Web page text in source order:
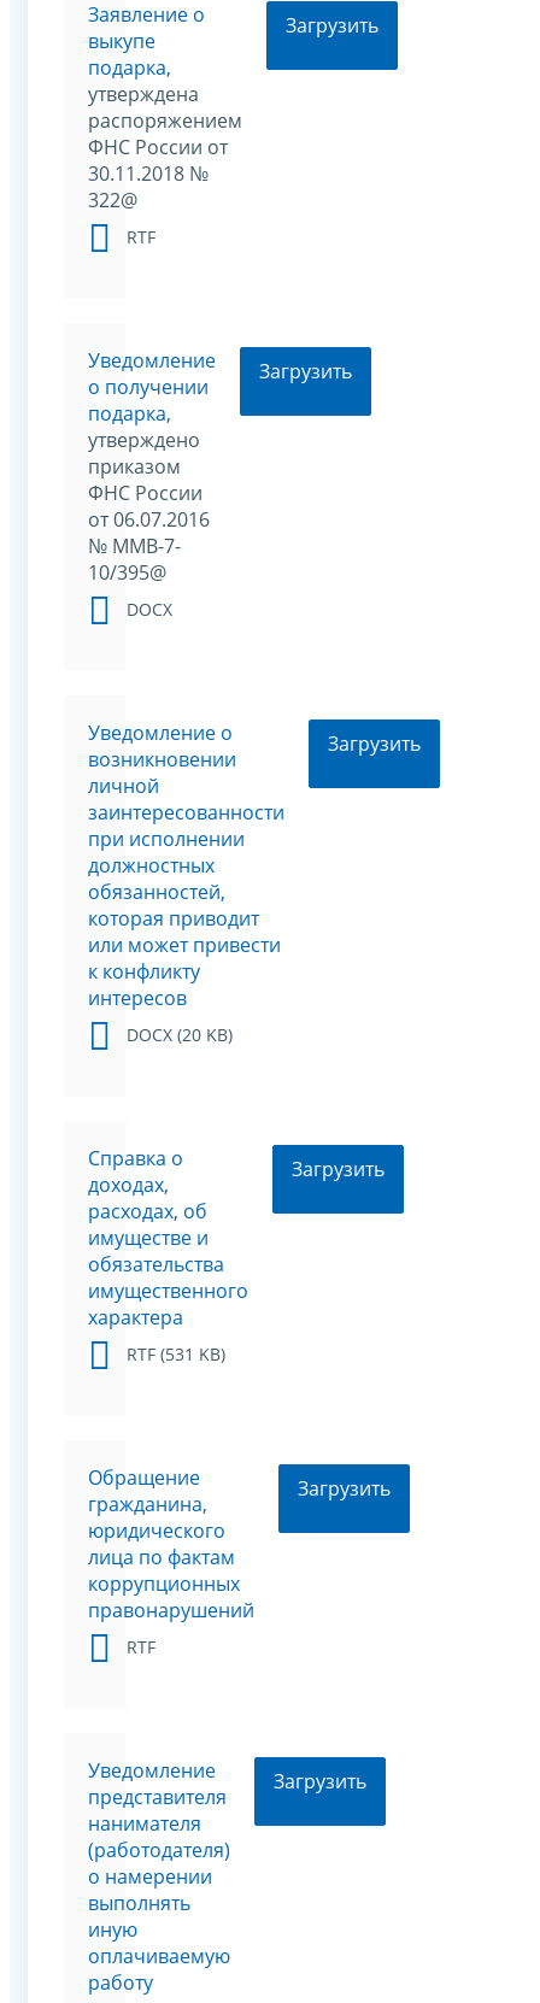
Заявление о
выкупе
подарка,
утверждена
распоряжением
ФНС России от
30.11.2018 №
322@
RTF
Загрузить
Уведомление
о получении
подарка,
утверждено
приказом
ФНС России
от 06.07.2016
№ ММВ-7-
10/395@
DOCX
Загрузить
Уведомление о
возникновении
личной
заинтересованности
при исполнении
должностных
обязанностей,
которая приводит
или может привести
к конфликту
интересов
DOCX (20 KB)
Загрузить
Справка о
доходах,
расходах, об
имуществе и
обязательства
имущественного
характера
RTF (531 KB)
Загрузить
Обращение
гражданина,
юридического
лица по фактам
коррупционных
правонарушений
RTF
Загрузить
Уведомление
представителя
нанимателя
(работодателя)
о намерении
выполнять
иную
оплачиваемую
работу
Загрузить